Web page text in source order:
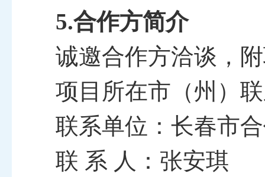
5.合作方简介
诚邀合作方洽谈，
项目所在市（州）
联系单位：长春市
联 系 人：张安琪